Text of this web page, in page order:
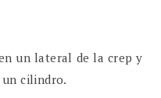
un lateral de la crep y
cilindro.